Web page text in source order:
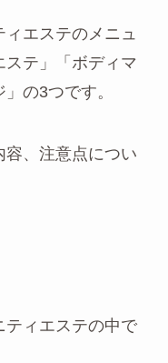
エステのメニュ
ステ」「ボディマ
の3つです。
容、注意点につい
ティエステの中で